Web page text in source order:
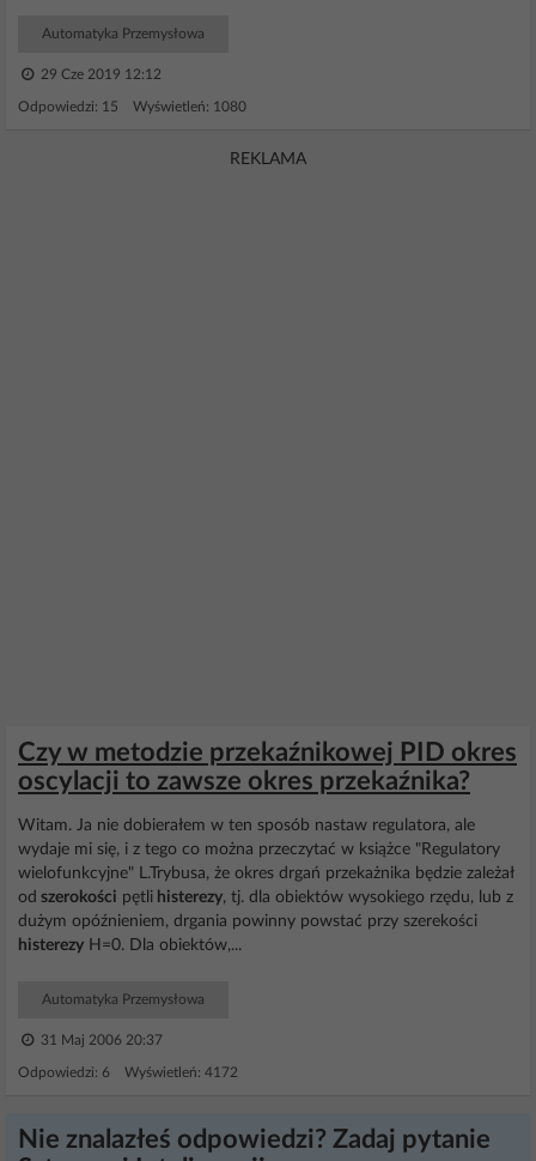
Automatyka Przemysłowa
29 Cze 2019 12:12
Odpowiedzi: 15 Wyświetleń: 1080
REKLAMA
Czy w metodzie przekaźnikowej PID okres
oscylacji to zawsze okres przekaźnika?
Witam. Ja nie dobierałem w ten sposób nastaw regulatora, ale
wydaje mi się, i z tego co można przeczytać w książce "Regulatory
wielofunkcyjne" L.Trybusa, że okres drgań przekażnika będzie zależał
od szerokości pętli histerezy, tj. dla obiektów wysokiego rzędu, lub z
dużym opóźnieniem, drgania powinny powstać przy szerekości
histerezy H=0. Dla obiektów,...
Automatyka Przemysłowa
31 Maj 2006 20:37
Odpowiedzi: 6 Wyświetleń: 4172
Nie znalazłeś odpowiedzi? Zadaj pytanie